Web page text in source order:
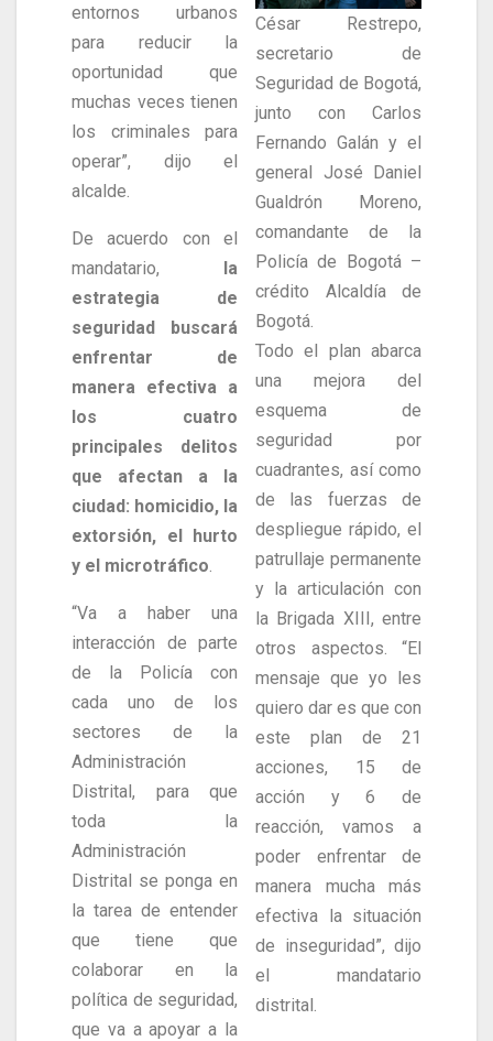
entornos urbanos
para reducir la
oportunidad que
muchas veces tienen
los criminales para
operar”, dijo el
alcalde.
De acuerdo con el
mandatario, la
estrategia de
seguridad buscará
enfrentar de
manera efectiva a
los cuatro
principales delitos
que afectan a la
ciudad: homicidio, la
extorsión, el hurto
y el microtráfico.
“Va a haber una
interacción de parte
de la Policía con
cada uno de los
sectores de la
Administración
Distrital, para que
toda la
Administración
Distrital se ponga en
la tarea de entender
que tiene que
colaborar en la
política de seguridad,
que va a apoyar a la
César Restrepo,
secretario de
Seguridad de Bogotá,
junto con Carlos
Fernando Galán y el
general José Daniel
Gualdrón Moreno,
comandante de la
Policía de Bogotá –
crédito Alcaldía de
Bogotá.
Todo el plan abarca
una mejora del
esquema de
seguridad por
cuadrantes, así como
de las fuerzas de
despliegue rápido, el
patrullaje permanente
y la articulación con
la Brigada XIII, entre
otros aspectos. “El
mensaje que yo les
quiero dar es que con
este plan de 21
acciones, 15 de
acción y 6 de
reacción, vamos a
poder enfrentar de
manera mucha más
efectiva la situación
de inseguridad”, dijo
el mandatario
distrital.